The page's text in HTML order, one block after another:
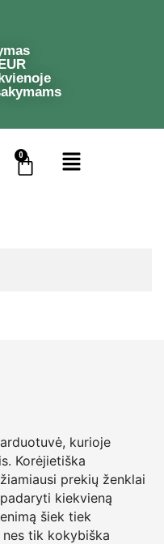
0
kurioje
Korėjietiška
prekių ženklai
kiekvieną
šiek tiek
tik kokybiška